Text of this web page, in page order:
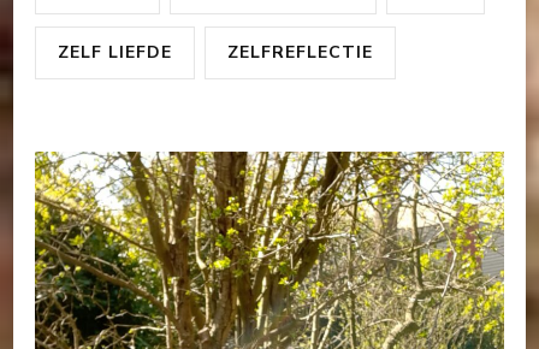
ZELF LIEFDE ZELFREFLECTIE